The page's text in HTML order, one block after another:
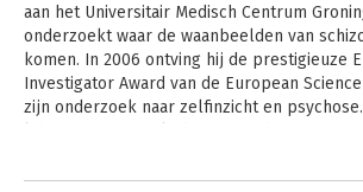
aan het Universitair Medisch Centrum
onderzoekt waar de waanbeelden van
komen. In 2006 ontving hij de prestigieuze
Investigator Award van de European
zijn onderzoek naar zelfinzicht en
Andere boeken door